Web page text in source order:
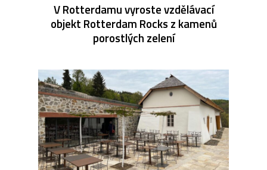
V Rotterdamu vyroste vzdělávací
objekt Rotterdam Rocks z kamenů
porostlých zelení